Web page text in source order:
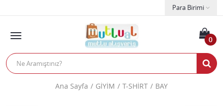
Para Birimi
0
Ana Sayfa GİYİM T-SHİRT BAY